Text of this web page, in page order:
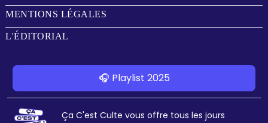
MENTIONS LÉGALES
L'ÉDITORIAL
🎧 Playlist 2025
Ça C'est Culte vous offre tous les jours